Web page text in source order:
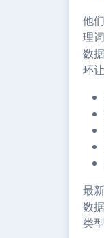
他
理
数
环
最
数
类